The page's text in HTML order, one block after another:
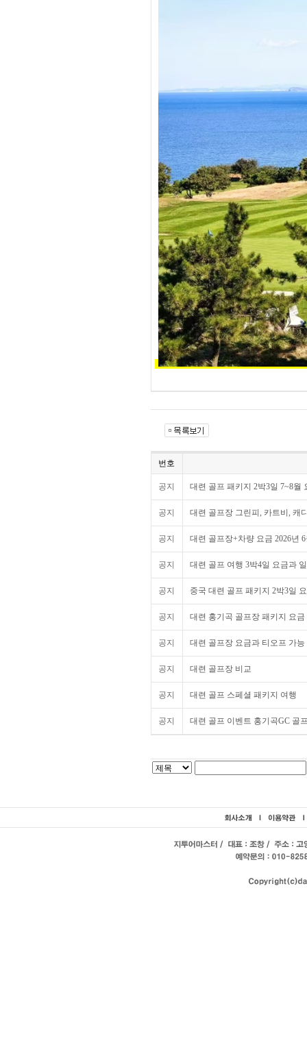
번호
공지 대련 골프 패키지 2박3일 7~8월
공지 대련 골프장 그린피, 카트비, 캐
공지 대련 골프장+차량 요금 2026년
공지 대련 골프 여행 3박4일 요금과
공지 중국 대련 골프 패키지 2박3일
공지 대련 홍기곡 골프장 패키지 요금
공지 대련 골프장 요금과 티오프 가능
공지 대련 골프장 비교
공지 대련 골프 스페셜 패키지 여행
공지 대련 골프 이벤트 홍기곡GC 골